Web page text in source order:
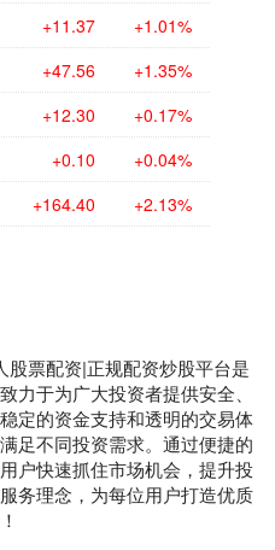
+11.37 +1.01%
+47.56 +1.35%
+12.30 +0.17%
+0.10 +0.04%
+164.40 +2.13%
票配资|正规配资炒股平台是
力于为广大投资者提供安全、
定的资金支持和透明的交易体
足不同投资需求。通过便捷的
户快速抓住市场机会，提升投
务理念，为每位用户打造优质